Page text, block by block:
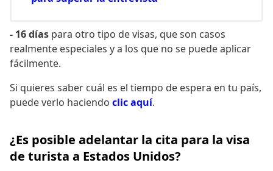
- 16 días para otro tipo de visas, que son casos
realmente especiales y a los que no se puede aplicar
fácilmente.
Si quieres saber cuál es el tiempo de espera en tu país,
puede verlo haciendo clic aquí.
¿Es posible adelantar la cita para la visa
de turista a Estados Unidos?